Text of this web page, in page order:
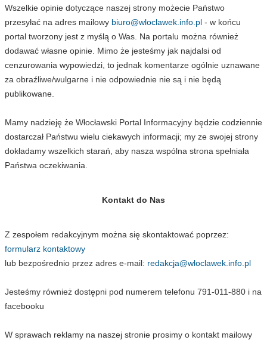
Wszelkie opinie dotyczące naszej strony możecie Państwo
przesyłać na adres mailowy biuro@wloclawek.info.pl - w końcu
portal tworzony jest z myślą o Was. Na portalu można również
dodawać własne opinie. Mimo że jesteśmy jak najdalsi od
cenzurowania wypowiedzi, to jednak komentarze ogólnie uznawane
za obraźliwe/wulgarne i nie odpowiednie nie są i nie będą
publikowane.
Mamy nadzieję że Włocławski Portal Informacyjny będzie codziennie
dostarczał Państwu wielu ciekawych informacji; my ze swojej strony
dokładamy wszelkich starań, aby nasza wspólna strona spełniała
Państwa oczekiwania.
Kontakt do Nas
Z zespołem redakcyjnym można się skontaktować poprzez:
formularz kontaktowy
lub bezpośrednio przez adres e-mail: redakcja@wloclawek.info.pl
Jesteśmy również dostępni pod numerem telefonu 791-011-880 i na
facebooku
W sprawach reklamy na naszej stronie prosimy o kontakt mailowy